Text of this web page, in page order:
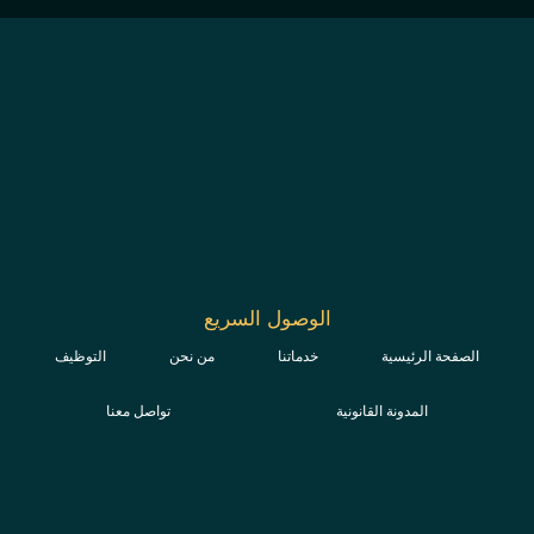
الوصول السريع
الصفحة الرئيسية خدماتنا من نحن التوظيف
المدونة القانونية تواصل معنا